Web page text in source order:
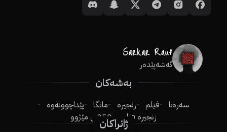
گەشەپێدەر
بەشەکان
سەرەتا فیلم زنجیرە مانگا
پێداچوونەوە
زنجیرە فیلم
250ـی مێژوو
ژانراکان